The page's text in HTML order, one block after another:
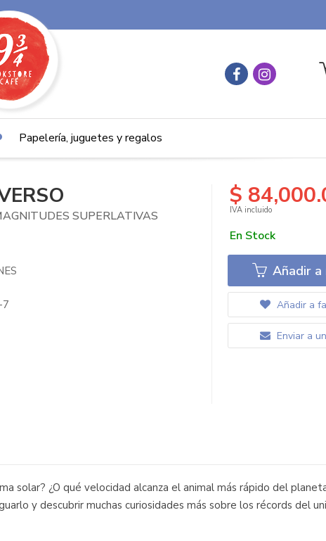
Papelería, juguetes y regalos
SUPERLATIVAS
$
IVA incluido
En Stock
Añadir a
Añadir a
Enviar a
solar? ¿O qué velocidad alcanza el animal más rápido del
y descubrir muchas curiosidades más sobre los récords del